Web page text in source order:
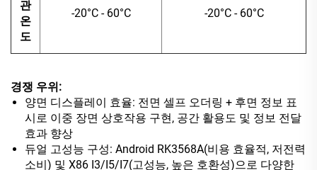
관
온
도
-20°C - 60°C -20°C - 60°C
경쟁 우위:
양면 디스플레이 효율: 전면 셀프 오더링 + 후면 정보 표
시로 이중 장면 상호작용 구현, 공간 활용도 및 정보 전달
효과 향상
듀얼 고성능 구성: Android RK3568A(비용 효율적, 저전력
소비) 및 X86 I3/I5/I7(고성능, 높은 호환성)으로 다양한